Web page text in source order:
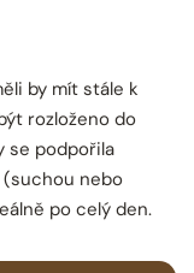
by mít stále k
rozloženo do
se podpořila
nebo
po celý den.